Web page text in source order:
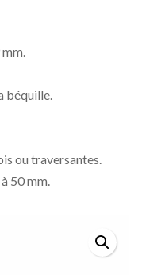
béquille.
ou traversantes.
50 mm.